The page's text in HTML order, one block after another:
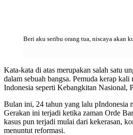
Beri aku seribu orang tua, niscaya akan
Kata-kata di atas merupakan salah satu
dalam sebuah bangsa. Pemuda kerap
Indonesia seperti Kebangkitan Nasional,
Bulan ini, 24 tahun yang lalu pIndonesia
Gerakan ini terjadi ketika zaman Orde
kasus pun terjadi mulai dari kekerasan,
menuntut reformasi.